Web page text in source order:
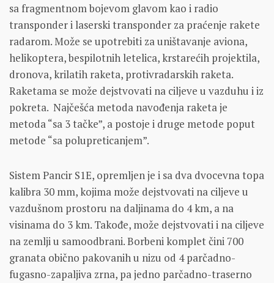
sa fragmentnom bojevom glavom kao i radio
transponder i laserski transponder za praćenje rakete
radarom. Može se upotrebiti za uništavanje aviona,
helikoptera, bespilotnih letelica, krstarećih projektila,
dronova, krilatih raketa, protivradarskih raketa.
Raketama se može dejstvovati na ciljeve u vazduhu i iz
pokreta. Najčešća metoda navođenja raketa je
metoda “sa 3 tačke”, a postoje i druge metode poput
metode “sa polupreticanjem”.
Sistem Pancir S1E, opremljen je i sa dva dvocevna topa
kalibra 30 mm, kojima može dejstvovati na ciljeve u
vazdušnom prostoru na daljinama do 4 km, a na
visinama do 3 km. Takođe, može dejstvovati i na ciljeve
na zemlji u samoodbrani. Borbeni komplet čini 700
granata obično pakovanih u nizu od 4 parčadno-
fugasno-zapaljiva zrna, pa jedno parčadno-traserno